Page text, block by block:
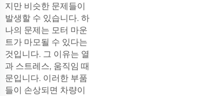
지만 비슷한 문제들이
발생할 수 있습니다. 하
나의 문제는 모터 마운
트가 마모될 수 있다는
것입니다. 그 이유는 열
과 스트레스, 움직임 때
문입니다. 이러한 부품
들이 손상되면 차량이